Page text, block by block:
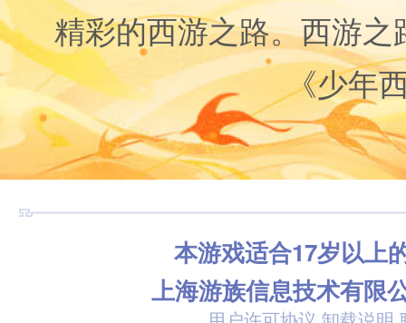
精彩的西游之路。西游之
《少年
本游戏适合17岁以上
上海游族信息技术有限